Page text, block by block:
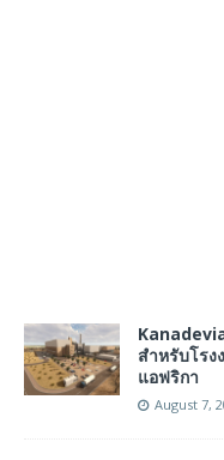
สำหรับโร
แอฟริกา
August 7,